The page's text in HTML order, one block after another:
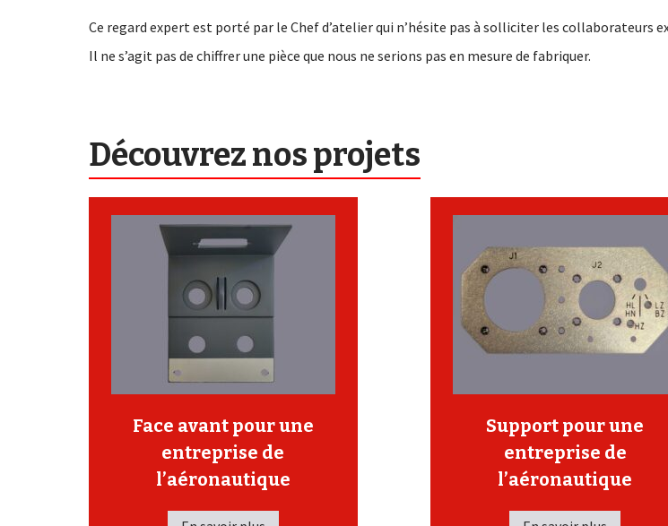
Ce regard expert est porté par le Chef d’atelier qui n’hésite pas à solliciter les collaborateurs
Il ne s’agit pas de chiffrer une pièce que nous ne serions pas en mesure de fabriquer.
Découvrez nos projets
Face avant pour une
entreprise de
l’aéronautique
Support pour une
entreprise de
l’aéronautique